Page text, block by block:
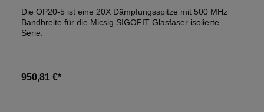
Die OP20-5 ist eine 20X Dämpfungsspitze mit 500 MHz
Bandbreite für die Micsig SIGOFIT Glasfaser isolierte
Serie.
950,81 €*